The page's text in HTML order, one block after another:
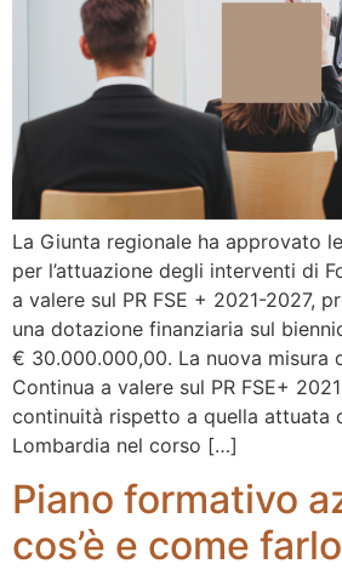
La Giunta regionale ha approvato
per l’attuazione degli interventi di
a valere sul PR FSE + 2021-2027,
una dotazione finanziaria sul
€ 30.000.000,00. La nuova misura
Continua a valere sul PR FSE+
continuità rispetto a quella attuata
Lombardia nel corso […]
Piano formativo
cos’è e come farlo